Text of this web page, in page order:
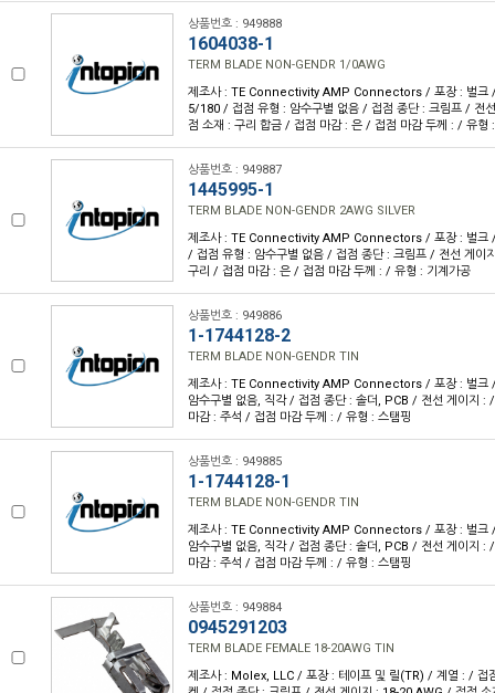
상품번호 : 949888
1604038-1
TERM BLADE NON-GENDR 1/0AWG
제조사 : TE Connectivity AMP Connectors / 포장 : 벌크
5/180 / 접점 유형 : 암수구별 없음 / 접점 종단 : 크림프 / 전
점 소재 : 구리 합금 / 접점 마감 : 은 / 접점 마감 두께 : / 유형
상품번호 : 949887
1445995-1
TERM BLADE NON-GENDR 2AWG SILVER
제조사 : TE Connectivity AMP Connectors / 포장 : 벌크
/ 접점 유형 : 암수구별 없음 / 접점 종단 : 크림프 / 전선 게이
구리 / 접점 마감 : 은 / 접점 마감 두께 : / 유형 : 기계가공
상품번호 : 949886
1-1744128-2
TERM BLADE NON-GENDR TIN
제조사 : TE Connectivity AMP Connectors / 포장 : 벌크
암수구별 없음, 직각 / 접점 종단 : 솔더, PCB / 전선 게이지 :
마감 : 주석 / 접점 마감 두께 : / 유형 : 스탬핑
상품번호 : 949885
1-1744128-1
TERM BLADE NON-GENDR TIN
제조사 : TE Connectivity AMP Connectors / 포장 : 벌크
암수구별 없음, 직각 / 접점 종단 : 솔더, PCB / 전선 게이지 :
마감 : 주석 / 접점 마감 두께 : / 유형 : 스탬핑
상품번호 : 949884
0945291203
TERM BLADE FEMALE 18-20AWG TIN
제조사 : Molex, LLC / 포장 : 테이프 및 릴(TR) / 계열 : / 접